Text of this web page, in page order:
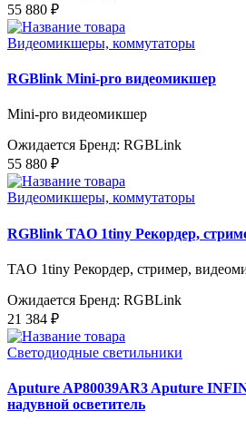
55 880 ₽
Видеомикшеры, коммутаторы
RGBlink Mini-pro видеомикшер
Mini-pro видеомикшер
Ожидается Бренд: RGBLink
55 880 ₽
Видеомикшеры, коммутаторы
RGBlink TAO 1tiny Рекордер,
TAO 1tiny Рекордер, стример,
Ожидается Бренд: RGBLink
21 384 ₽
Светодиодные светильники
Aputure AP80039AR3 Aputure
надувной осветитель